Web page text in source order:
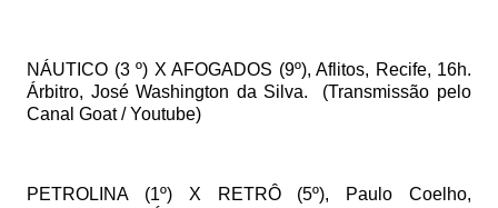
NÁUTICO (3 º) X AFOGADOS (9º), Aflitos, Recife, 16h.
Árbitro, José Washington da Silva.
(Transmissão pelo
Canal Goat / Youtube)
PETROLINA (1º) X RETRÔ (5º), Paulo Coelho,